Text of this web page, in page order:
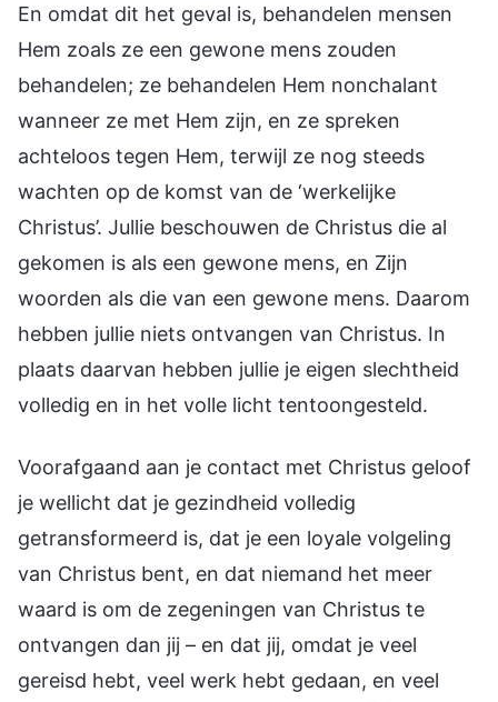
En omdat dit het geval is, behandelen mensen
Hem zoals ze een gewone mens zouden
behandelen; ze behandelen Hem nonchalant
wanneer ze met Hem zijn, en ze spreken
achteloos tegen Hem, terwijl ze nog steeds
wachten op de komst van de ‘werkelijke
Christus’. Jullie beschouwen de Christus die al
gekomen is als een gewone mens, en Zijn
woorden als die van een gewone mens. Daarom
hebben jullie niets ontvangen van Christus. In
plaats daarvan hebben jullie je eigen slechtheid
volledig en in het volle licht tentoongesteld.
Voorafgaand aan je contact met Christus geloof
je wellicht dat je gezindheid volledig
getransformeerd is, dat je een loyale volgeling
van Christus bent, en dat niemand het meer
waard is om de zegeningen van Christus te
ontvangen dan jij – en dat jij, omdat je veel
gereisd hebt, veel werk hebt gedaan, en veel